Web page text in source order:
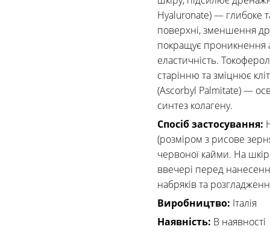
Hyaluronate) — глибоке
поверхні, зменшення
покращує проникнення
еластичність.
старінню та зміцнює
(Ascorbyl Palmitate) —
синтез колагену.
Спосіб застосування:
(розміром з рисове
червоної кайми. На
ввечері перед
набряків та
Виробництво: Італія
Наявність: В наявності